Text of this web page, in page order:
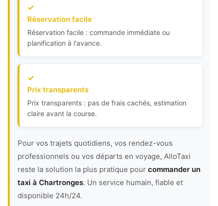
Réservation facile
Réservation facile : commande immédiate ou
planification à l'avance.
Prix transparents
Prix transparents : pas de frais cachés, estimation
claire avant la course.
Pour vos trajets quotidiens, vos rendez-vous
professionnels ou vos départs en voyage, AlloTaxi
reste la solution la plus pratique pour commander un
taxi à Chartronges. Un service humain, fiable et
disponible 24h/24.